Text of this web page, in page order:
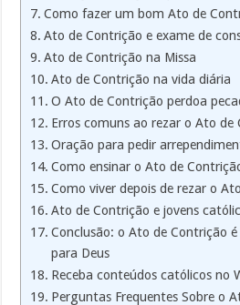
Como fazer um bom Ato de
Ato de Contrição e exame de
Ato de Contrição na Missa
Ato de Contrição na vida diária
O Ato de Contrição perdoa
Erros comuns ao rezar o Ato de
Oração para pedir
Como ensinar o Ato de
Como viver depois de rezar o
Ato de Contrição e jovens
Conclusão: o Ato de Contrição
para Deus
Receba conteúdos católicos no
Perguntas Frequentes Sobre o